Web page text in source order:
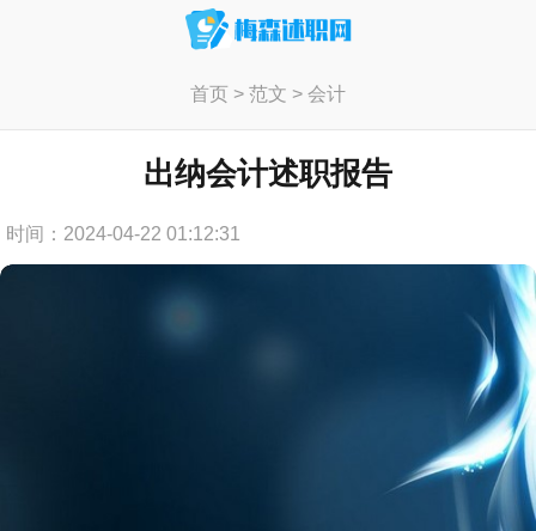
首页> 范文 > 会计
出纳会计述职报告
时间：2024-04-22 01:12:31